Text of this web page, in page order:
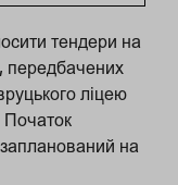
тендери на
передбачених
ліцею
Початок
на